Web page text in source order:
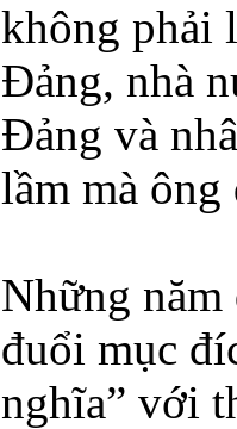
không phải
Đảng, nhà
Đảng và
lầm mà ông
Những
đuổi mục
nghĩa” với